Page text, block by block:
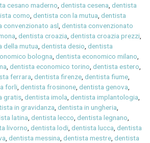
cesano maderno,dentista cesena,dentista
como,dentista con la mutua,dentista
convenzionato asl,dentista convenzionato
,dentista croazia,dentista croazia prezzi,
della mutua,dentista desio,dentista
bologna,dentista economico milano,
,dentista economico torino,dentista estero,
ferrara,dentista firenze,dentista fiume,
forli,dentista frosinone,dentista genova,
gratis,dentista imola,dentista implantologia,
in gravidanza,dentista in ungheria,
latina,dentista lecco,dentista legnano,
livorno,dentista lodi,dentista lucca,dentista
,dentista messina,dentista mestre,dentista